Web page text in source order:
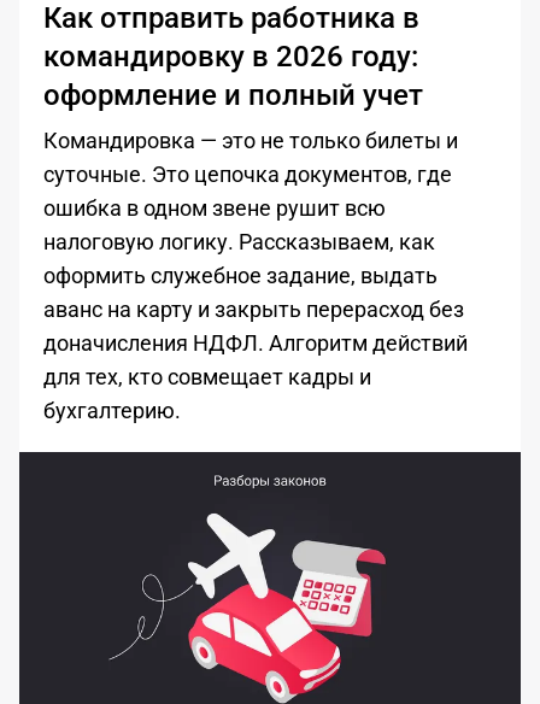
Как отправить работника в
командировку в 2026 году:
оформление и полный учет
Командировка — это не только билеты и
суточные. Это цепочка документов, где
ошибка в одном звене рушит всю
налоговую логику. Рассказываем, как
оформить служебное задание, выдать
аванс на карту и закрыть перерасход без
доначисления НДФЛ. Алгоритм действий
для тех, кто совмещает кадры и
бухгалтерию.